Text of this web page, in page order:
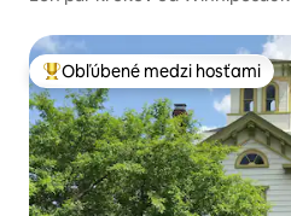
Najobľúbenejšie medzi hosťami
Obľúbené medzi hosťami